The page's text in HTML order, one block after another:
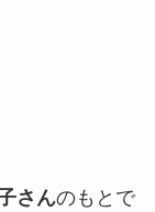
さんのもとで